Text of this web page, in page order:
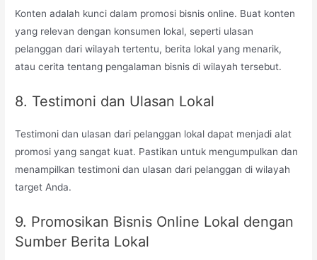
Konten adalah kunci dalam promosi bisnis online. Buat konten
yang relevan dengan konsumen lokal, seperti ulasan
pelanggan dari wilayah tertentu, berita lokal yang menarik,
atau cerita tentang pengalaman bisnis di wilayah tersebut.
8. Testimoni dan Ulasan Lokal
Testimoni dan ulasan dari pelanggan lokal dapat menjadi alat
promosi yang sangat kuat. Pastikan untuk mengumpulkan dan
menampilkan testimoni dan ulasan dari pelanggan di wilayah
target Anda.
9. Promosikan Bisnis Online Lokal dengan
Sumber Berita Lokal